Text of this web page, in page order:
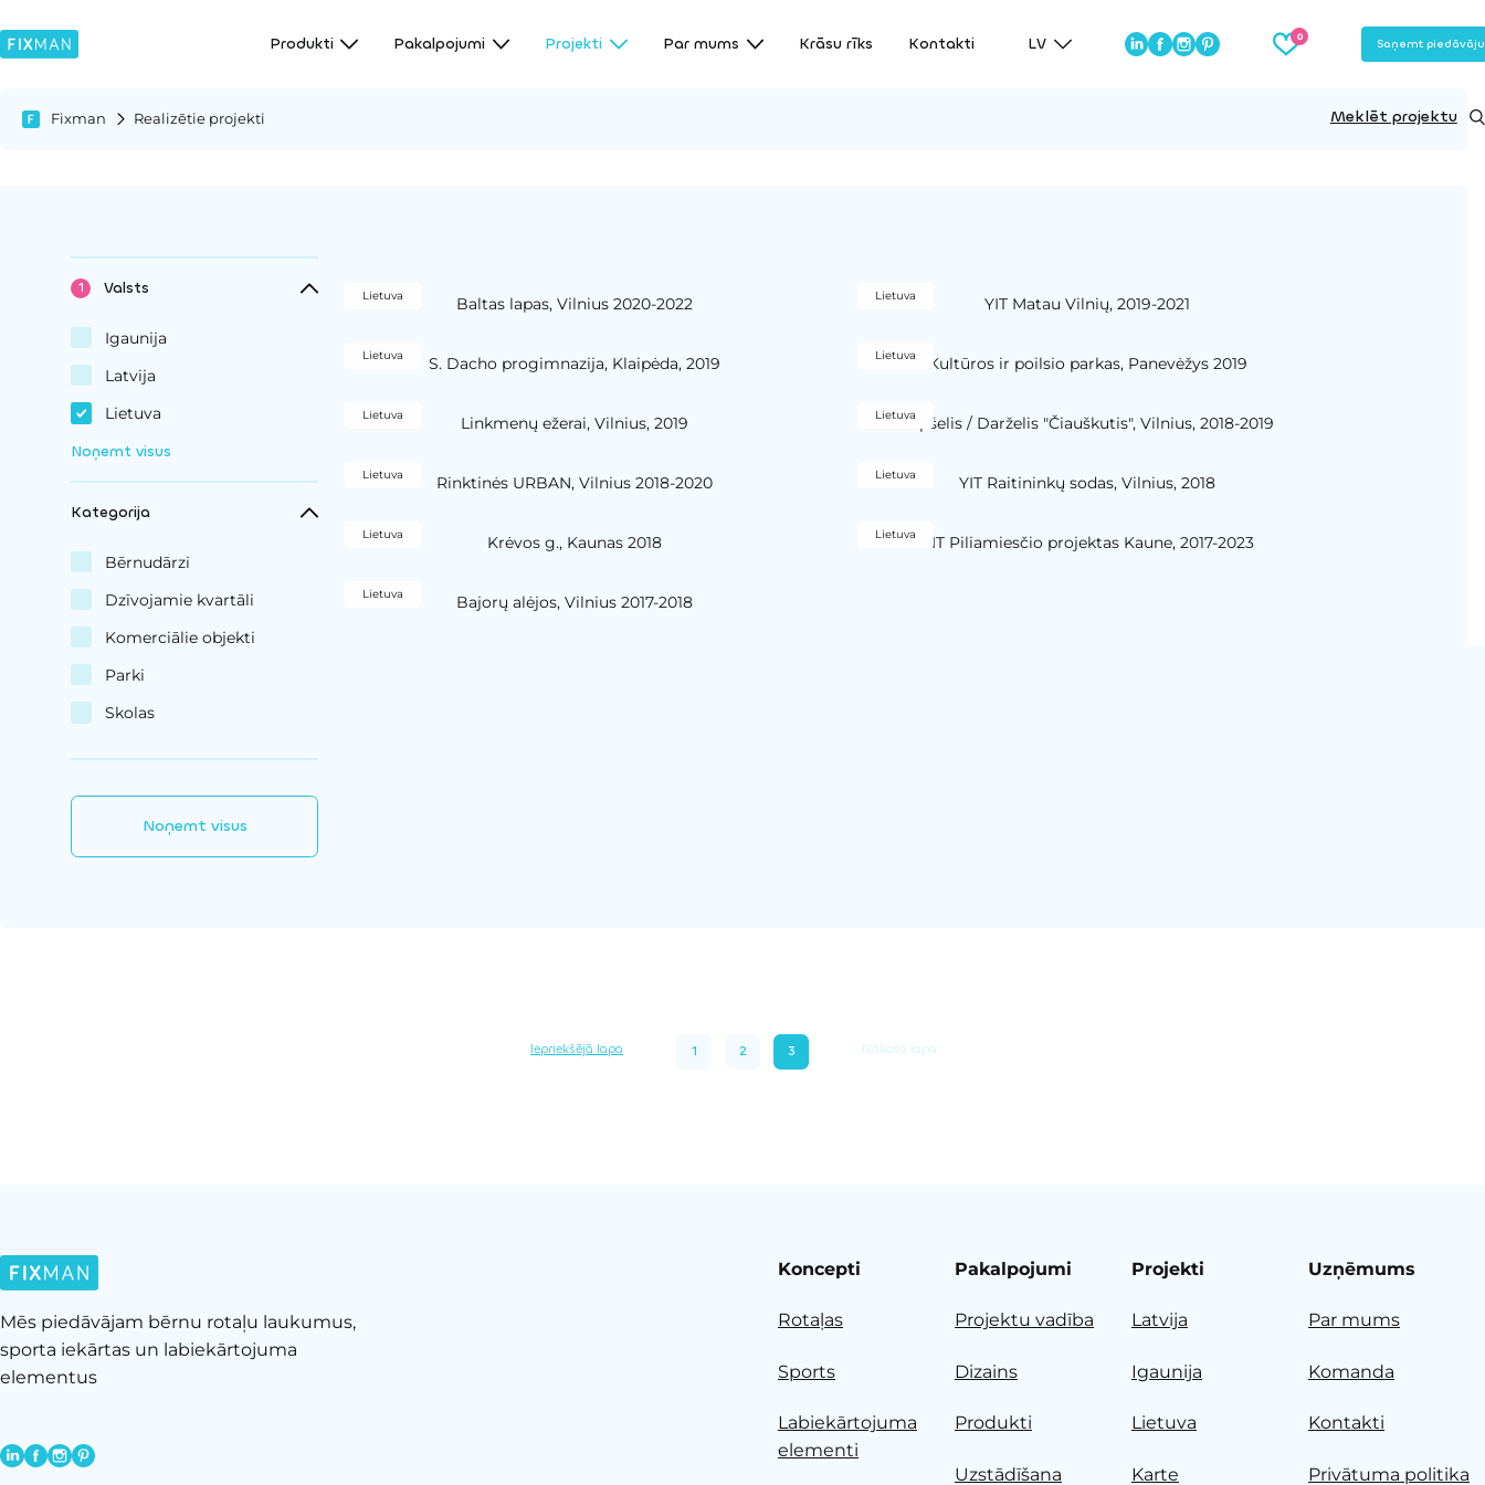
Produkti Pakalpojumi Projekti Par mums Krāsu rīks Kontakti LV Saņemt
Fixman Realizētie projekti Meklēt projektu
Valsts
Igaunija
Latvija
Lietuva
Noņemt visus
Kategorija
Bērnudārzi
Dzīvojamie kvartāli
Komerciālie objekti
Parki
Skolas
Noņemt visus
Lietuva Baltas lapas, Vilnius 2020-2022 Lietuva YIT Matau Vilnių, 2019-2021
Lietuva S. Dacho progimnazija, Klaipėda, 2019 Lietuva Kultūros ir poilsio parkas, Panevėžys 2019
Lietuva Linkmenų ežerai, Vilnius, 2019 LietuvaLopšelis / Darželis "Čiauškutis", Vilnius, 2018-2019
Lietuva Rinktinės URBAN, Vilnius 2018-2020 Lietuva YIT Raitininkų sodas, Vilnius, 2018
Lietuva Krėvos g., Kaunas 2018 Lietuva YIT Piliamiesčio projektas Kaune, 2017-2023
Lietuva Bajorų alėjos, Vilnius 2017-2018
1 2 3
Iepriekšējā lapa Nākošā lapa
Mēs piedāvājam bērnu rotaļu laukumus,
sporta iekārtas un labiekārtojuma
elementus
Koncepti
Rotaļas
Sports
Labiekārtojuma
elementi
Pakalpojumi
Projektu vadība
Dizains
Produkti
Uzstādīšana
Projekti
Latvija
Igaunija
Lietuva
Karte
Uzņēmums
Par mums
Komanda
Kontakti
Privātuma politika